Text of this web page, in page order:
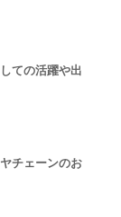
ての活躍や出
チェーンのお